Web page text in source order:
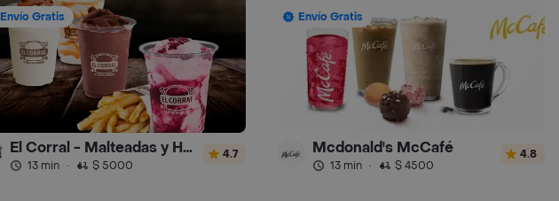
Envío Gratis
El Corral - Malteadas y Helados
13 min · $ 5000
4.7
Envío Gratis
Mcdonald's McCafé
13 min · $ 4500
4.8